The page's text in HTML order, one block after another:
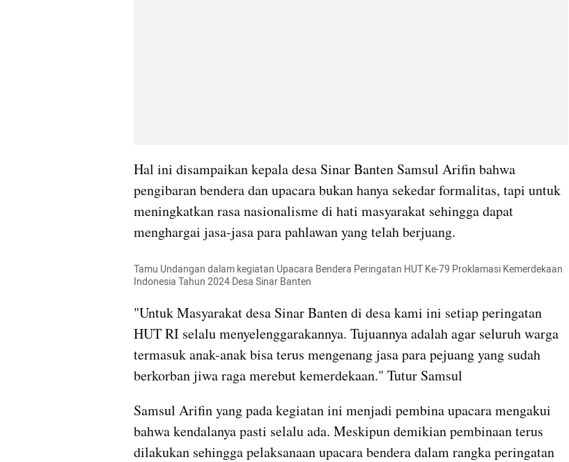
Hal ini disampaikan kepala desa Sinar Banten Samsul Arifin bahwa
pengibaran bendera dan upacara bukan hanya sekedar formalitas, tapi untuk
meningkatkan rasa nasionalisme di hati masyarakat sehingga dapat
menghargai jasa-jasa para pahlawan yang telah berjuang.
Tamu Undangan dalam kegiatan Upacara Bendera Peringatan HUT Ke-79 Proklamasi Kemerdekaan
Indonesia Tahun 2024 Desa Sinar Banten
"Untuk Masyarakat desa Sinar Banten di desa kami ini setiap peringatan
HUT RI selalu menyelenggarakannya. Tujuannya adalah agar seluruh warga
termasuk anak-anak bisa terus mengenang jasa para pejuang yang sudah
berkorban jiwa raga merebut kemerdekaan." Tutur Samsul
Samsul Arifin yang pada kegiatan ini menjadi pembina upacara mengakui
bahwa kendalanya pasti selalu ada. Meskipun demikian pembinaan terus
dilakukan sehingga pelaksanaan upacara bendera dalam rangka peringatan